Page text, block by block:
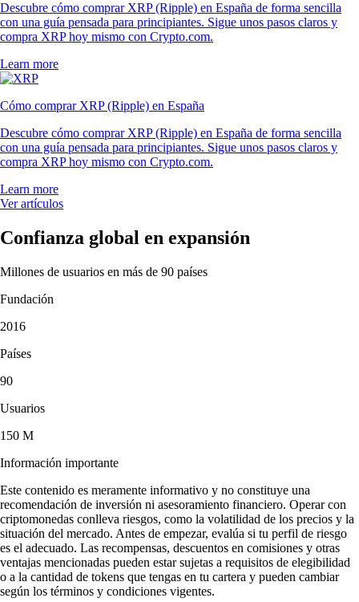
Descubre cómo comprar XRP (Ripple) en España de forma sencilla
con una guía pensada para principiantes. Sigue unos pasos claros y
compra XRP hoy mismo con Crypto.com.
Learn more
Cómo comprar XRP (Ripple) en España
Descubre cómo comprar XRP (Ripple) en España de forma sencilla
con una guía pensada para principiantes. Sigue unos pasos claros y
compra XRP hoy mismo con Crypto.com.
Learn more
Ver artículos
Confianza global en expansión
Millones de usuarios en más de 90 países
Fundación
2016
Países
90
Usuarios
150 M
Información importante
Este contenido es meramente informativo y no constituye una
recomendación de inversión ni asesoramiento financiero. Operar con
criptomonedas conlleva riesgos, como la volatilidad de los precios y la
situación del mercado. Antes de empezar, evalúa si tu perfil de riesgo
es el adecuado. Las recompensas, descuentos en comisiones y otras
ventajas mencionadas pueden estar sujetas a requisitos de elegibilidad
o a la cantidad de tokens que tengas en tu cartera y pueden cambiar
según los términos y condiciones vigentes.